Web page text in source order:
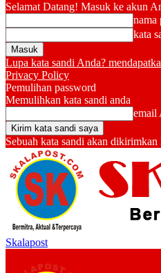
Selamat Datang! Masuk ke akun
nama
kata
Lupa kata sandi Anda?
Privacy Policy
Pemulihan password
Memulihkan kata sandi anda
email
Sebuah kata sandi akan
Skalapost